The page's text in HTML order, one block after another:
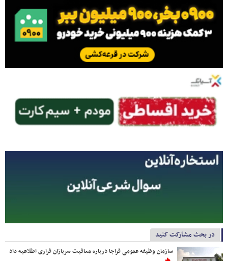
در بحث مشارکت کنید
سازمان وظیفه عمومی فراجا درباره معافیت سربازان فراری اطلاعیه داد